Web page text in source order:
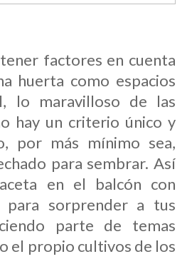
factores en cuenta
huerta como espacios
lo maravilloso de las
hay un criterio único y
por más mínimo sea,
para sembrar. Así
en el balcón con
para sorprender a tus
parte de temas
el propio cultivos de los